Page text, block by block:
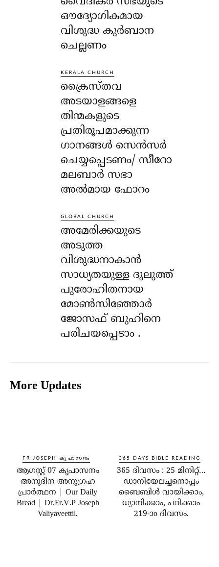
ഔദ്യോഗികമായ
വിശുദ്ധ കുർബാന
ചെല്ലണം
KERALA CHURCH
ക്രൈസ്തവ
അടയാളങ്ങളെ
തിന്മകളുടെ
പ്രതിരൂപമാക്കുന്ന
ഗാനങ്ങൾ സെൻസർ
ചെയ്യപ്പെടണം/ സീറോ
മലബാർ സഭാ
അൽമായ ഫോറം
GLOBAL CHURCH
അമേരിക്കയുടെ
അടുത്ത
വിശുദ്ധനാകാൻ
സാധ്യതയുള്ള ദുലുത്ത്
പുരോഹിതനായ
മോൺസിഞ്ഞോർ
ജോസഫ് ബുഹിനെ
പരിചയപ്പെടാം .
More Updates
FR JOSEPH കൃപാസനം
ആഗസ്റ്റ് 07 കൃപാസനം
അനുദിന അനുഗ്രഹ
പ്രാർത്ഥന | Our Daily
Bread | Dr.Fr.V.P Joseph
Valiyaveettil.
365 DAYS BIBLE READING
365 ദിവസം : 25 മിനിറ്റ്…
ഡാനിയേലച്ചനൊപ്പം
ബൈബിൾ വായിക്കാം,
ധ്യാനിക്കാം, പഠിക്കാം
219-ാo ദിവസം.